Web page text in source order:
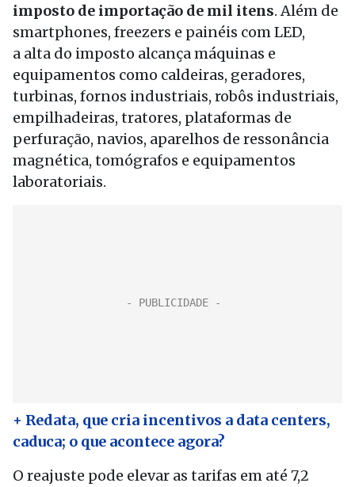
imposto de importação de mil itens. Além de
smartphones, freezers e painéis com LED,
a alta do imposto alcança máquinas e
equipamentos como caldeiras, geradores,
turbinas, fornos industriais, robôs industriais,
empilhadeiras, tratores, plataformas de
perfuração, navios, aparelhos de ressonância
magnética, tomógrafos e equipamentos
laboratoriais.
+ Redata, que cria incentivos a data centers,
caduca; o que acontece agora?
O reajuste pode elevar as tarifas em até 7,2